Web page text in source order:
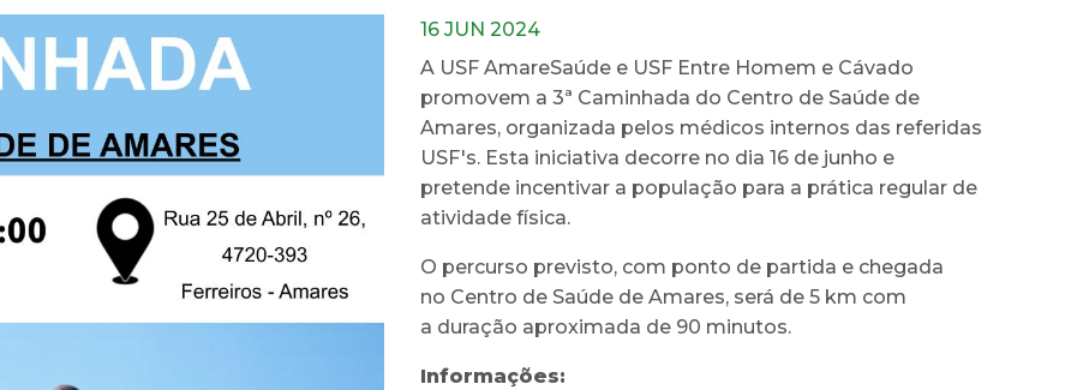
16 JUN 2024
A USF AmareSaúde e USF Entre Homem e Cávado
promovem a 3ª Caminhada do Centro de Saúde de
Amares, organizada pelos médicos internos das referidas
USF's. Esta iniciativa decorre no dia 16 de junho e
pretende incentivar a população para a prática regular de
atividade física.
O percurso previsto, com ponto de partida e chegada
no Centro de Saúde de Amares, será de 5 km com
a duração aproximada de 90 minutos.
Informações: